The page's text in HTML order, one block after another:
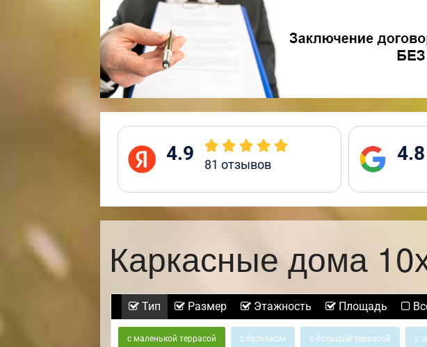
4.9 81 отзывов 4.8
Каркасные дома
Тип Размер Этажность Площадь
с маленькой террасой с балконом с большой террасой с